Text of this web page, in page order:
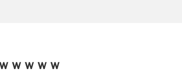
ｗｗｗｗ